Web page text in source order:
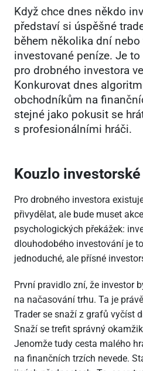
Když chce dnes někdo
představí si úspěšné
během několika dní
investované peníze. Je
pro drobného investora
Konkurovat dnes
obchodníkům na
stejné jako pokusit se
s profesionálními hráči.
Kouzlo
Pro drobného investora
přivydělat, ale bude muset
psychologických překážek:
dlouhodobého investování je
jednoduché, ale přísné
První pravidlo zní, že investor
na načasování trhu. Ta je
Trader se snaží z grafů vyčíst
Snaží se trefit správný
Jenomže tudy cesta malého
na finančních trzích nevede.